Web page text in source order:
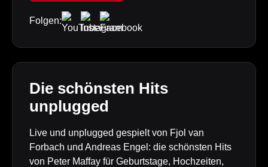
Folgen:
Die schönsten Hits
unplugged
Live und unplugged gespielt von Fjol van
Forbach und Andreas Engel: die schönsten Hits
von Peter Maffay für Geburtstage, Hochzeiten,